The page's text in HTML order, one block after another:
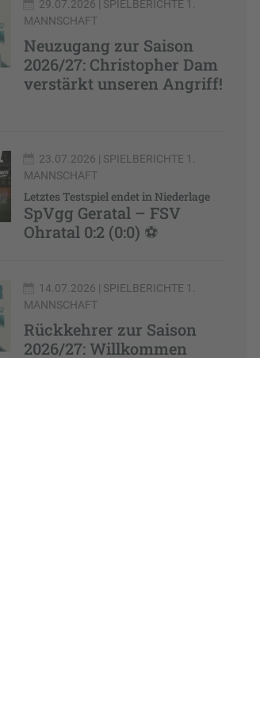
29.07.2026 | SPIELBERICHTE 1.
MANNSCHAFT
Neuzugang zur Saison
2026/27: Christopher Dam
verstärkt unseren Angriff!
23.07.2026 | SPIELBERICHTE 1.
MANNSCHAFT
Letztes Testspiel endet in Niederlage
SpVgg Geratal – FSV
Ohratal 0:2 (0:0) ⚽
14.07.2026 | SPIELBERICHTE 1.
MANNSCHAFT
Rückkehrer zur Saison
2026/27: Willkommen